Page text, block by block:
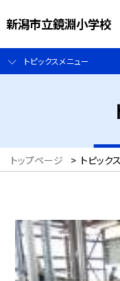
新潟市立鏡淵小学校
トピックスメニュー
トップページ > トピックス